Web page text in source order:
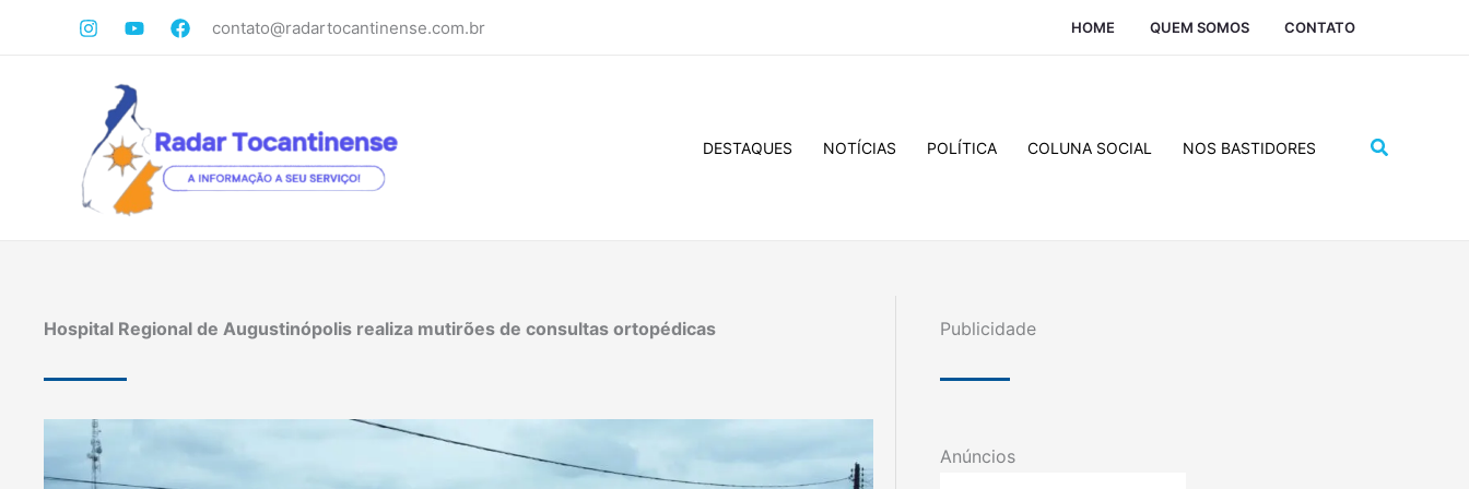
contato@radartocantinense.com.br HOME QUEM SOMOS CONTATO
DESTAQUES NOTÍCIAS POLÍTICA COLUNA SOCIAL NOS BASTIDORES Pesquisar
Hospital Regional de Augustinópolis realiza mutirões de consultas ortopédicas Publicidade
Anúncios